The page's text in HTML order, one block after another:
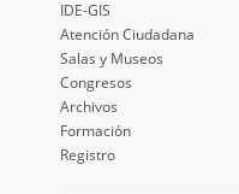
IDE-GIS
Atención Ciudadana
Salas y Museos
Congresos
Archivos
Formación
Registro